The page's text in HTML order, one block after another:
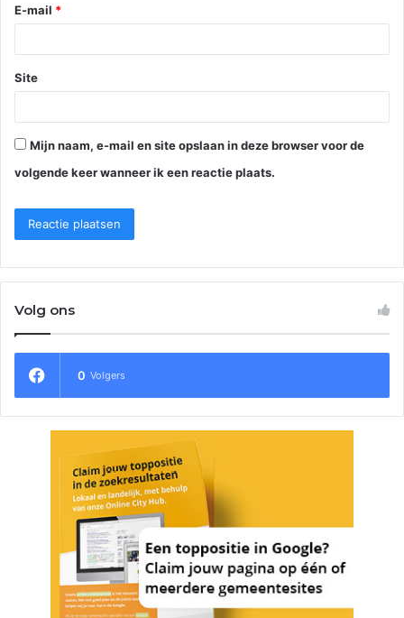
E-mail *
Site
Mijn naam, e-mail en site opslaan in deze browser voor de
volgende keer wanneer ik een reactie plaats.
Volg ons
0 Volgers